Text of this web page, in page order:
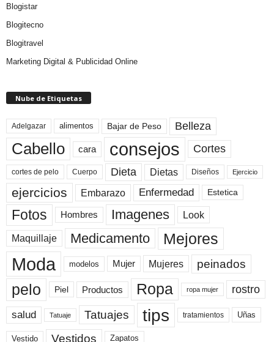
Blogistar
Blogitecno
Blogitravel
Marketing Digital & Publicidad Online
Nube de Etiquetas
Adelgazar alimentos Bajar de Peso Belleza
Cabello cara consejos Cortes
cortes de pelo Cuerpo Dieta Dietas Diseños Ejercicio
ejercicios Embarazo Enfermedad Estetica
Fotos Hombres Imagenes Look
Maquillaje Medicamento Mejores
Moda modelos Mujer Mujeres peinados
pelo Piel Productos Ropa ropa mujer rostro
salud Tatuaje Tatuajes tips tratamientos Uñas
Vestido Vestidos Zapatos